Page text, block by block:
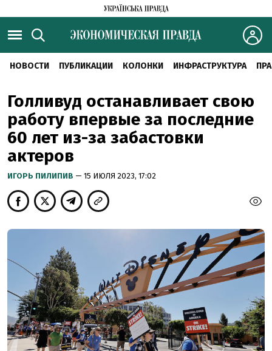
НОВОСТИ ПУБЛИКАЦИИ КОЛОНКИ ИНФРАСТРУКТУРА
Голливуд останавливает свою
работу впервые за последние
60 лет из-за забастовки
актеров
ИГОРЬ ПИЛИПИВ — 15 ИЮЛЯ 2023, 17:02